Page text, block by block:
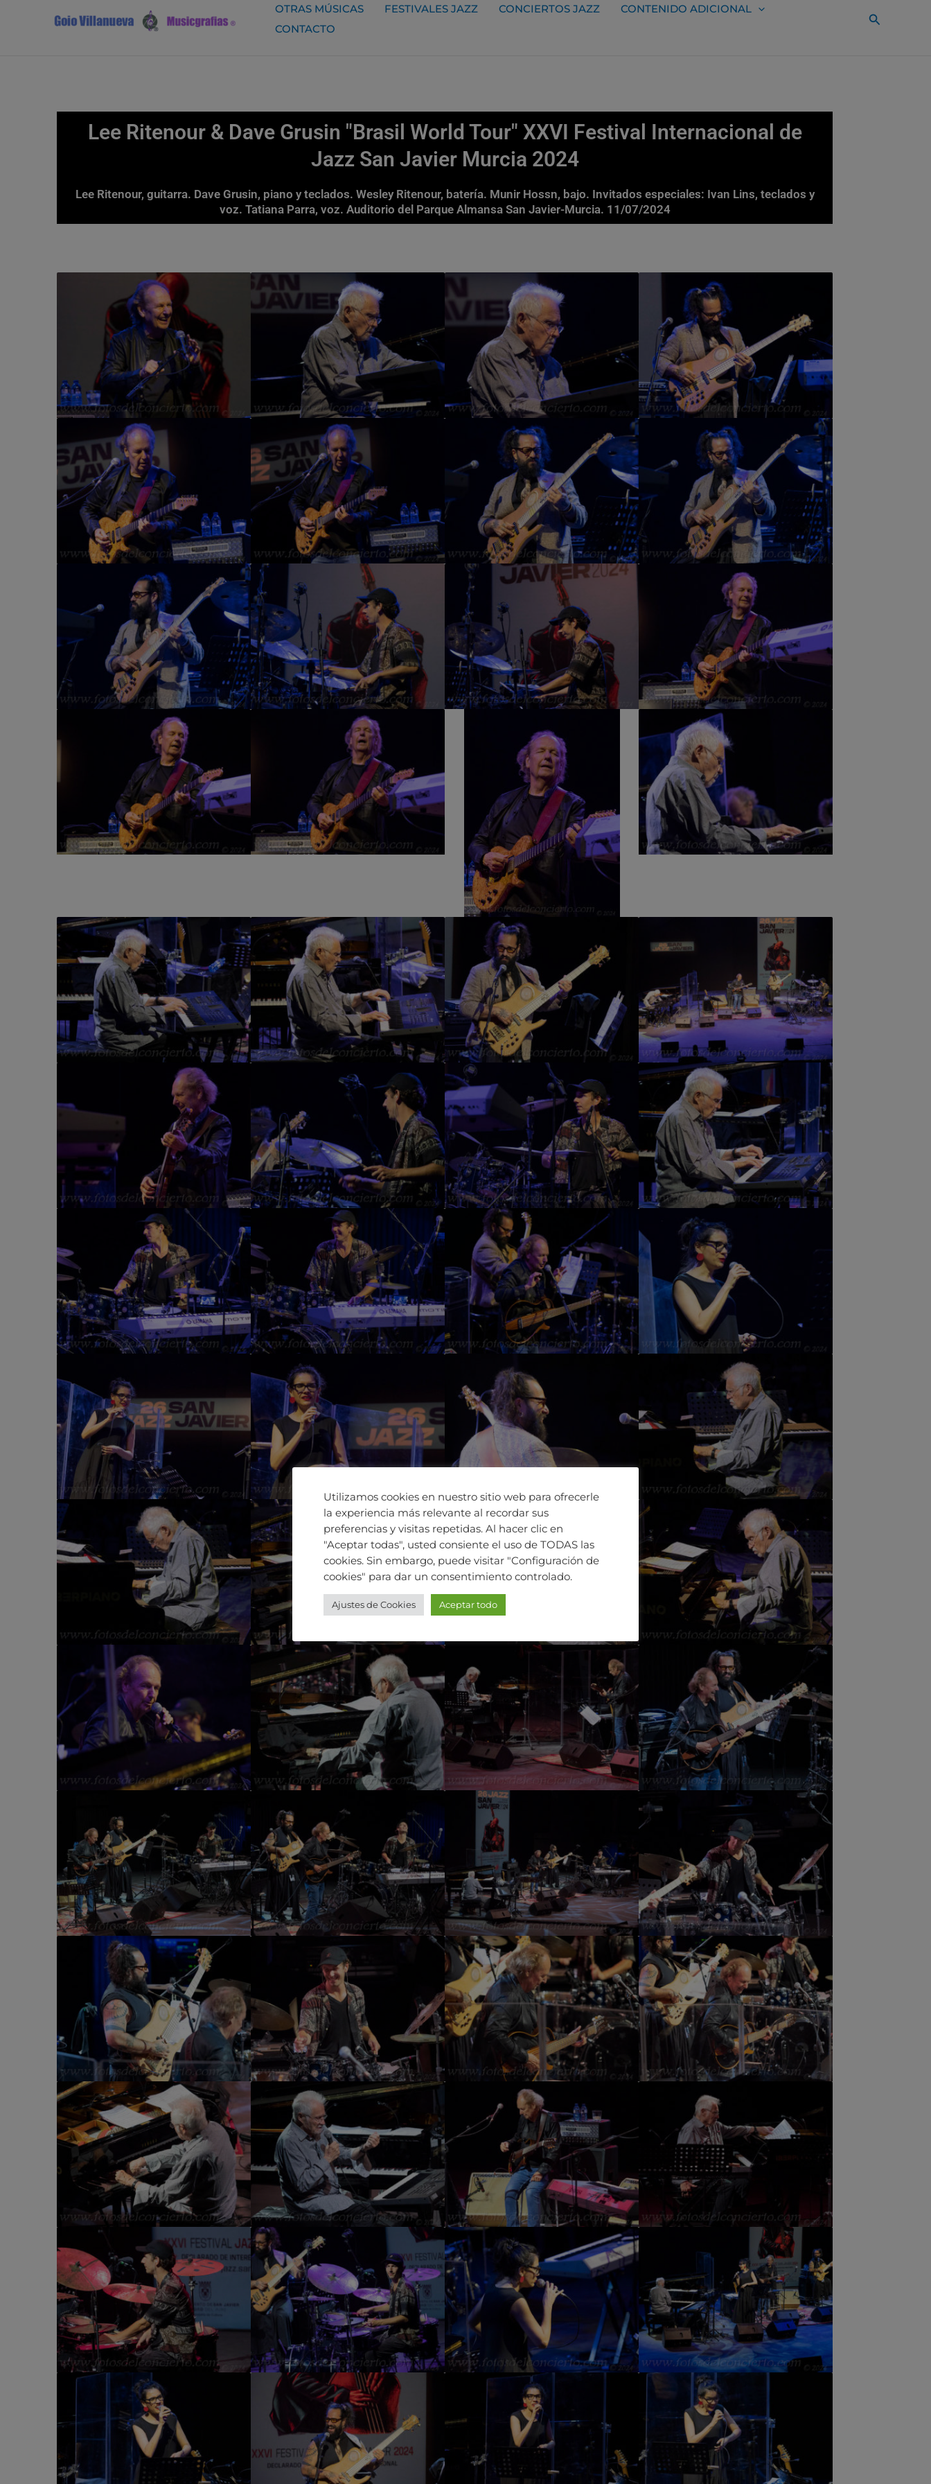
OTRAS MÚSICAS FESTIVALES JAZZ CONCIERTOS JAZZ
CONTENIDO ADICIONAL
CONTACTO
Buscar
Lee Ritenour & Dave Grusin "Brasil World Tour" XXVI Festival Internacional de
Jazz San Javier Murcia 2024
Lee Ritenour, guitarra. Dave Grusin, piano y teclados. Wesley Ritenour, batería. Munir Hossn, bajo. Invitados especiales: Ivan Lins, teclados y
voz. Tatiana Parra, voz. Auditorio del Parque Almansa San Javier-Murcia. 11/07/2024
Utilizamos cookies en nuestro sitio web para ofrecerle
la experiencia más relevante al recordar sus
preferencias y visitas repetidas. Al hacer clic en
"Aceptar todas", usted consiente el uso de TODAS las
cookies. Sin embargo, puede visitar "Configuración de
cookies" para dar un consentimiento controlado.
Ajustes de Cookies Aceptar todo